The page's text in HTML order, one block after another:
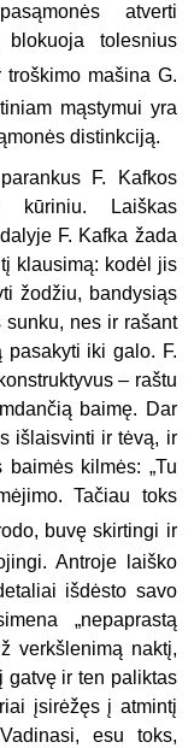
atverti
tolesnius
troškimo mašina G.
mąstymui yra
distinkciją.
F. Kafkos
kūriniu. Laiškas
F. Kafka žada
klausimą: kodėl jis
žodžiu, bandysiąs
nes ir rašant
pasakyti iki galo. F.
– raštu
baimę. Dar
išlaisvinti ir tėvą, ir
kilmės: „Tu
Tačiau toks
buvę skirtingi ir
Antroje laiško
išdėsto savo
„nepaprastą
verkšlenimą naktį,
gatvę ir ten paliktas
įsirėžęs į atmintį
esu toks,